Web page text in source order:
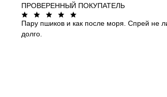
ПРОВЕРЕННЫЙ ПОКУПАТЕЛЬ
Пару пшиков и как после моря. Спрей не
долго.